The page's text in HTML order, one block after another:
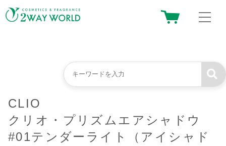
CLIO
クリオ・プリズムエアシャドウ
#01テンダーライト（アイシャド